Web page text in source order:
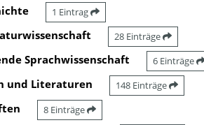
1 Eintrag
28 Einträge
Sprachwissenschaft 6 Einträge
und Literaturen 148 Einträge
8 Einträge